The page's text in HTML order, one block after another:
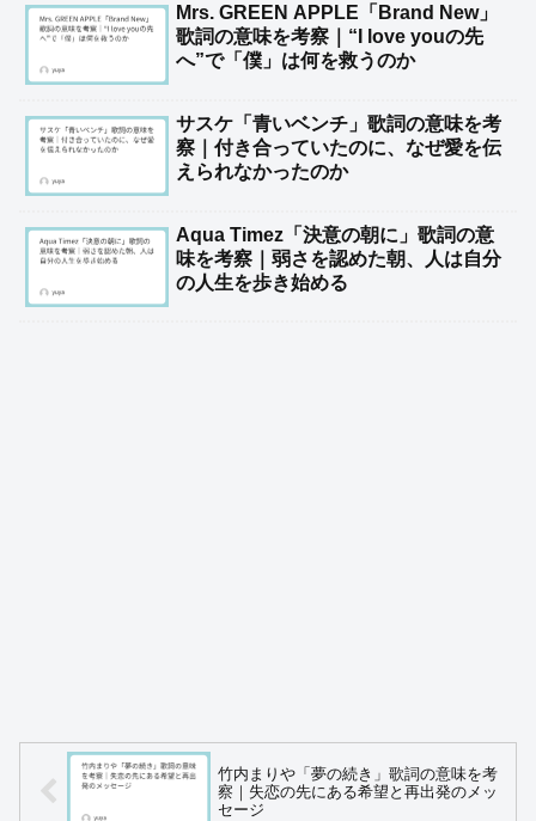
Mrs. GREEN APPLE「Brand New」
歌詞の意味を考察｜“I love youの先
へ”で「僕」は何を救うのか
サスケ「青いベンチ」歌詞の意味を考
察｜付き合っていたのに、なぜ愛を伝
えられなかったのか
Aqua Timez「決意の朝に」歌詞の意
味を考察｜弱さを認めた朝、人は自分
の人生を歩き始める
竹内まりや「夢の続き」歌詞の意味を考
察｜失恋の先にある希望と再出発のメッ
セージ